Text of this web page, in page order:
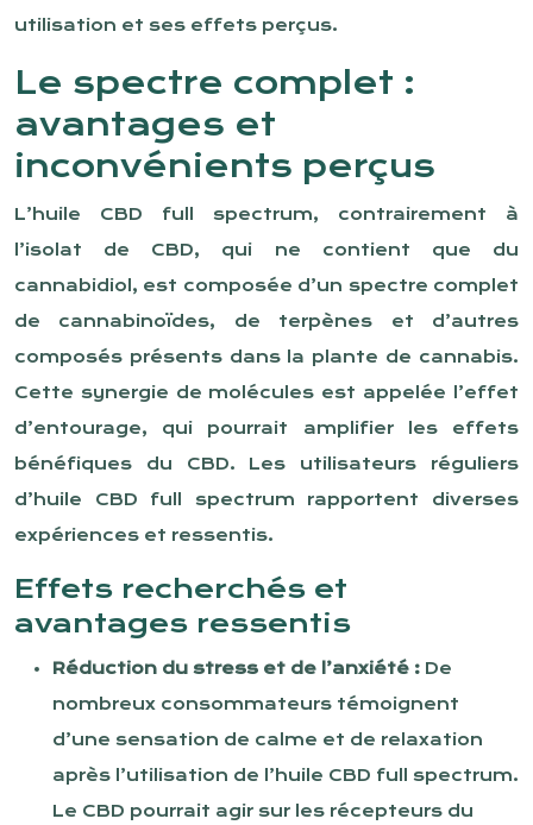
utilisation et ses effets perçus.
Le spectre complet :
avantages et
inconvénients perçus
L’huile CBD full spectrum, contrairement à
l’isolat de CBD, qui ne contient que du
cannabidiol, est composée d’un spectre complet
de cannabinoïdes, de terpènes et d’autres
composés présents dans la plante de cannabis.
Cette synergie de molécules est appelée l’effet
d’entourage, qui pourrait amplifier les effets
bénéfiques du CBD. Les utilisateurs réguliers
d’huile CBD full spectrum rapportent diverses
expériences et ressentis.
Effets recherchés et
avantages ressentis
Réduction du stress et de l’anxiété : De
nombreux consommateurs témoignent
d’une sensation de calme et de relaxation
après l’utilisation de l’huile CBD full spectrum.
Le CBD pourrait agir sur les récepteurs du